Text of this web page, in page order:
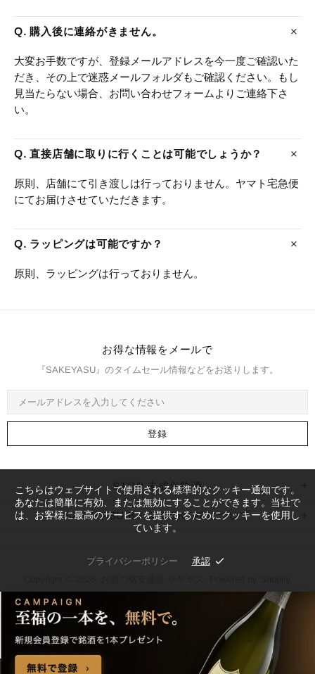
Q. 購入後に連絡がきません。
大変お手数ですが、登録メールアドレスを今一度ご確認いた
だき、その上で迷惑メールフォルダもご確認ください。もし
見当たらない場合、お問い合わせフォームよりご連絡下さ
い。
Q. 直接店舗に取りに行くことは可能でしょうか？
原則、店舗にて引き渡しは行っておりません。ヤマト宅急便
にてお届けさせていただきます。
Q. ラッピングは可能ですか？
原則、ラッピングは行っておりません。
お得な情報をメールで
『SAKEYASU』のタイムセール情報などをお送りします。
STOP 未成年飲酒
SAKEYASU BY STOCKLABについて
こちらはウェブサイトで使用される標準的なクッキー通知です。
あなたは簡単に有効、または無効にすることができます。当社で
は、お客様に最高のサービスを提供するためにクッキーを使用し
ています。
プライバシーポリシー 承認